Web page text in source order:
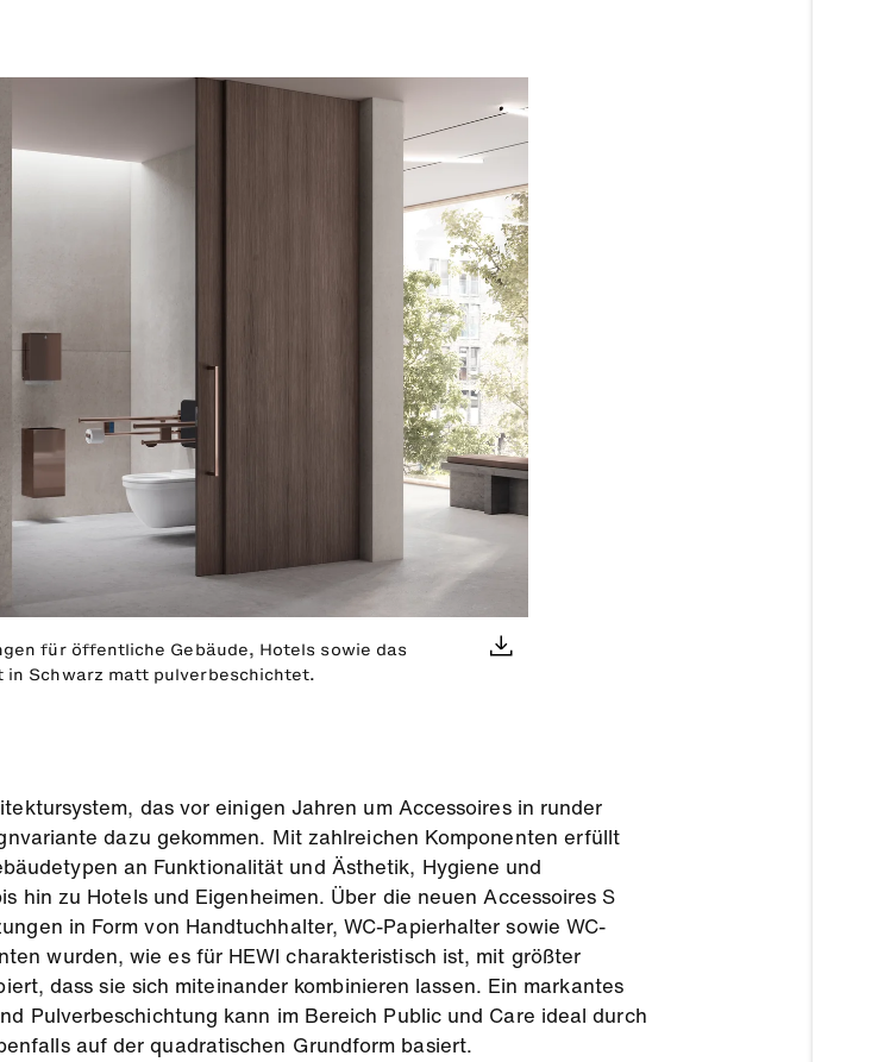
für öffentliche Gebäude, Hotels sowie das
in Schwarz matt pulverbeschichtet.
das vor einigen Jahren um Accessoires in runder
dazu gekommen. Mit zahlreichen Komponenten erfüllt
an Funktionalität und Ästhetik, Hygiene und
hin zu Hotels und Eigenheimen. Über die neuen Accessoires S
in Form von Handtuchhalter, WC-Papierhalter sowie WC-
wurden, wie es für HEWI charakteristisch ist, mit größter
dass sie sich miteinander kombinieren lassen. Ein markantes
Pulverbeschichtung kann im Bereich Public und Care ideal durch
auf der quadratischen Grundform basiert.